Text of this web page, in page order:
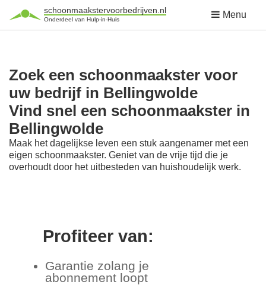
schoonmaakstervoorbedrijven.nl
Onderdeel van Hulp-in-Huis Menu
Zoek een schoonmaakster voor
uw bedrijf in Bellingwolde
Vind snel een schoonmaakster in
Bellingwolde
Maak het dagelijkse leven een stuk aangenamer met een
eigen schoonmaakster. Geniet van de vrije tijd die je
overhoudt door het uitbesteden van huishoudelijk werk.
Profiteer van:
Garantie zolang je
abonnement loopt